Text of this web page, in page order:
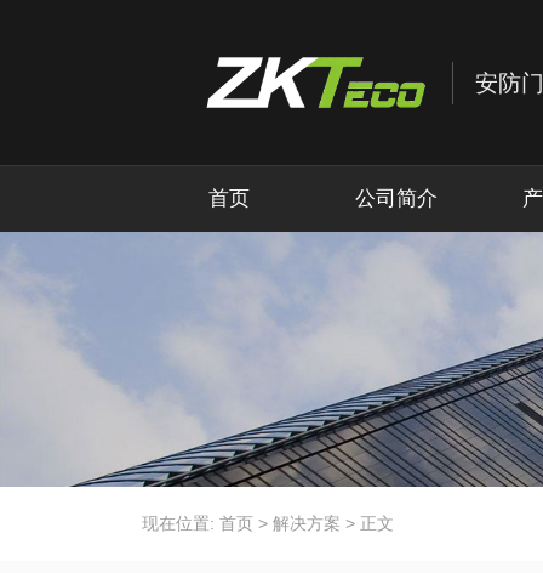
首页 公司简介
现在位置: 首页 > 解决方案 > 正文